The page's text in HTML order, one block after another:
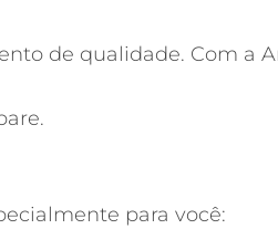
de qualidade. Com a
para você: